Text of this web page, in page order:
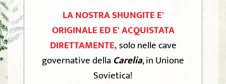
LA NOSTRA SHUNGITE E'
ORIGINALE ED E' ACQUISTATA
DIRETTAMENTE,solo nelle cave
governative dellaCarelia, in Unione
Sovietica!